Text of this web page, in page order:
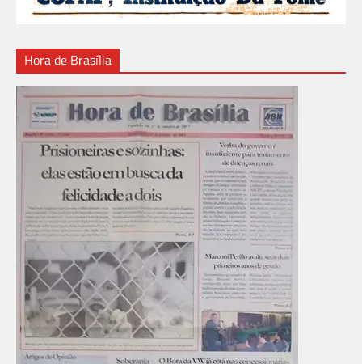
Hora de Brasília